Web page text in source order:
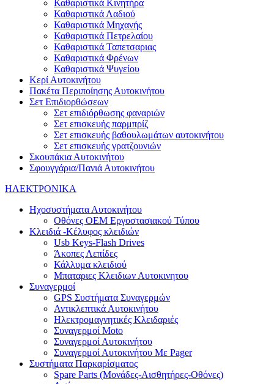
Καθαριστικά Κινητήρα
Καθαριστικά Λαδιού
Καθαριστικά Μηχανής
Καθαριστικά Πετρελαίου
Καθαριστικά Ταπετσαριας
Καθαριστικά Φρένων
Καθαριστικά Ψυγείου
Κερί Αυτοκινήτου
Πακέτα Περιποίησης Αυτοκινήτου
Σετ Επιδιορθώσεων
Σετ επιδιόρθωσης φαναριών
Σετ επισκευής παρμπρίζ
Σετ επισκευής βαθουλωμάτων αυτοκινήτου
Σετ επισκευής γρατζουνιών
Σκουπάκια Αυτοκινήτου
Σφουγγάρια/Πανιά Αυτοκινήτου
ΗΛΕΚΤΡΟΝΙΚΑ
Ηχοσυστήματα Αυτοκινήτου
Οθόνες OEM Εργοστασιακού Τύπου
Κλειδιά -Κέλυφος κλειδιών
Usb Keys-Flash Drives
Άκοπες Λεπίδες
Κάλλυμα κλειδιού
Μπαταριες Κλειδιων Αυτοκινητου
Συναγερμοί
GPS Συστήματα Συναγερμών
Αντικλεπτικά Αυτοκινήτου
Ηλεκτρομαγνητικές Κλειδαριές
Συναγερμοί Moto
Συναγερμοί Αυτοκινήτου
Συναγερμοί Αυτοκινήτου Με Pager
Συστήματα Παρκαρίσματος
Spare Parts (Mονάδες-Αισθητήρες-Οθόνες)